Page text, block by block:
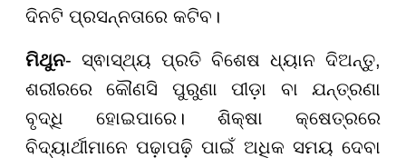
ଦିନଟି ପ୍ରସନ୍ନତାରେ କଟିବ।
ମିଥୁନ- ସ୍ଵାସ୍ଥ୍ୟ ପ୍ରତି ବିଶେଷ ଧ୍ୟାନ ଦିଅନ୍ତୁ,
ଶରୀରରେ କୌଣସି ପୁରୁଣା ପୀଡ଼ା ବା ଯନ୍ତ୍ରଣା
ବୃଦ୍ଧି ହୋଇପାରେ। ଶିକ୍ଷା କ୍ଷେତ୍ରରେ
ବିଦ୍ୟାର୍ଥୀମାନେ ପଢ଼ାପଢ଼ି ପାଇଁ ଅଧିକ ସମୟ ଦେବା